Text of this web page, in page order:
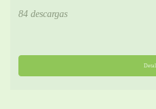
84 descargas